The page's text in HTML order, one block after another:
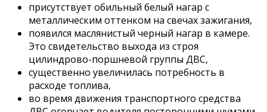
присутствует обильный белый нагар с
металлическим оттенком на свечах зажигания,
появился маслянистый черный нагар в камере.
Это свидетельство выхода из строя
цилиндрово-поршневой группы ДВС,
существенно увеличилась потребность в
расходе топлива,
во время движения транспортного средства